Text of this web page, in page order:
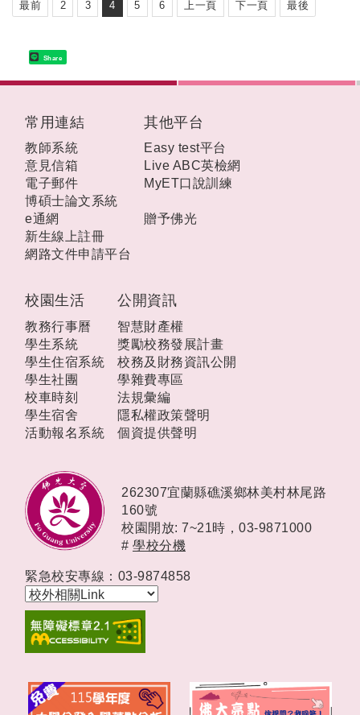
最前 2 3 4 5 6 上一頁 下一頁 最後
Share
校園生活
教務行事曆
學生系統
學生住宿系統
學生社團
校車時刻
學生宿舍
活動報名系統
公開資訊
智慧財產權
獎勵校務發展計畫
校務及財務資訊公開
學雜費專區
法規彙編
隱私權政策聲明
個資提供聲明
常用連結
教師系統
意見信箱
電子郵件
博碩士論文系統
e通網
新生線上註冊
網路文件申請平台
其他平台
Easy test平台
Live ABC英檢網
MyET口說訓練
贈予佛光
262307宜蘭縣礁溪鄉林美村林尾路
160號
校園開放: 7~21時， 03-9871000
# 學校分機
緊急校安專線：03-9874858